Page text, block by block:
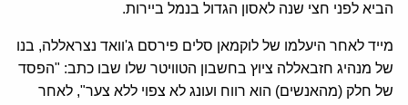
הביא לפני חצי שנה לאסון הגדול בנמל ביירות.
מייד לאחר היעלמו של לוקמאן סלים פירסם ג'וואד נצראללה, בנו
של מנהיג חזבאללה ציוץ בחשבון הטוויטר שלו שבו כתב: "הפסד
של חלק (מהאנשים) הוא רווח ועונג לא צפוי ללא צער", לאחר